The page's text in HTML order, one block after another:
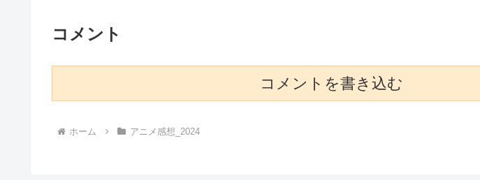
コメント
コメントを書き込む
ホーム アニメ感想_2024